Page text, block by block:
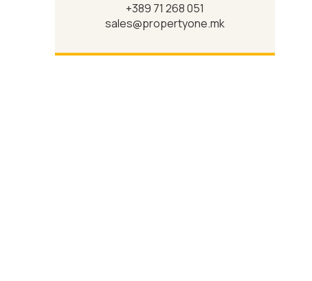
+389 71 268 051
sales@propertyone.mk